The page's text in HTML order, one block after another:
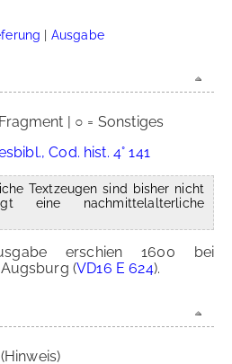
| Ausgabe
| ○ = Sonstiges
Cod. hist. 4° 141
Textzeugen sind bisher nicht
eine nachmittelalterliche
erschien 1600 bei
(VD16 E 624).
(Hinweis)